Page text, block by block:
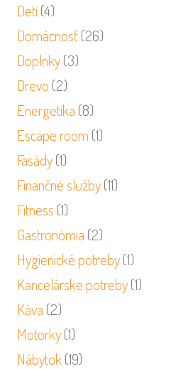
Deti (4)
Domácnosť(26)
Doplnky(3)
Drevo (2)
Energetika (8)
Escape room (1)
Fasády(1)
Finančné služby(11)
Fitness (1)
Gastronómia (2)
Hygienické potreby(1)
Kancelárske potreby(1)
Káva (2)
Motorky(1)
Nábytok (19)